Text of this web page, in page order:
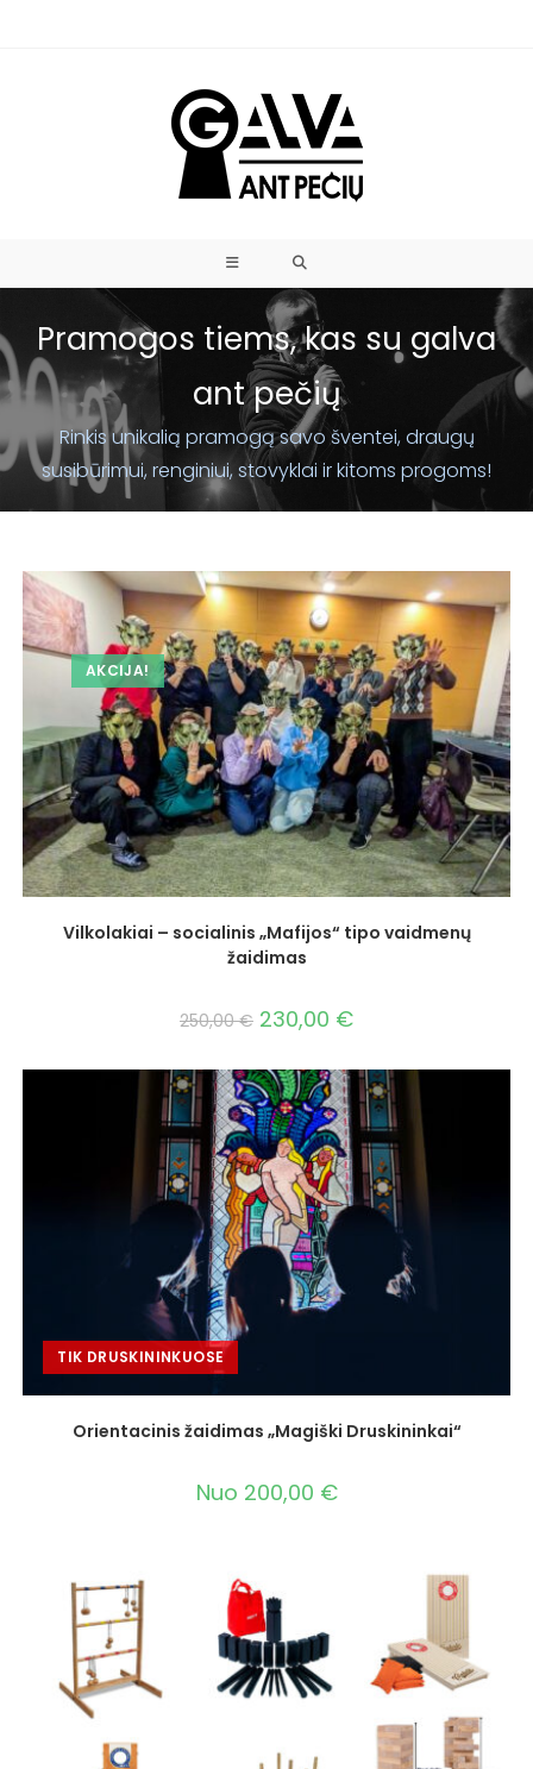
Pramogos tiems, kas su galva
ant pečių
Rinkis unikalią pramogą savo šventei, draugų
susibūrimui, renginiui, stovyklai ir kitoms progoms!
AKCIJA!
Vilkolakiai – socialinis „Mafijos“ tipo vaidmenų
žaidimas
250,00€ 230,00 €
TIK DRUSKININKUOSE
Orientacinis žaidimas „Magiški Druskininkai“
Nuo 200,00 €